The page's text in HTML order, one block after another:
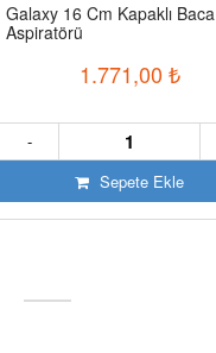
Galaxy 16 Cm Kapaklı Baca
Aspiratörü
1.771,00 ₺
-
Sepete Ekle